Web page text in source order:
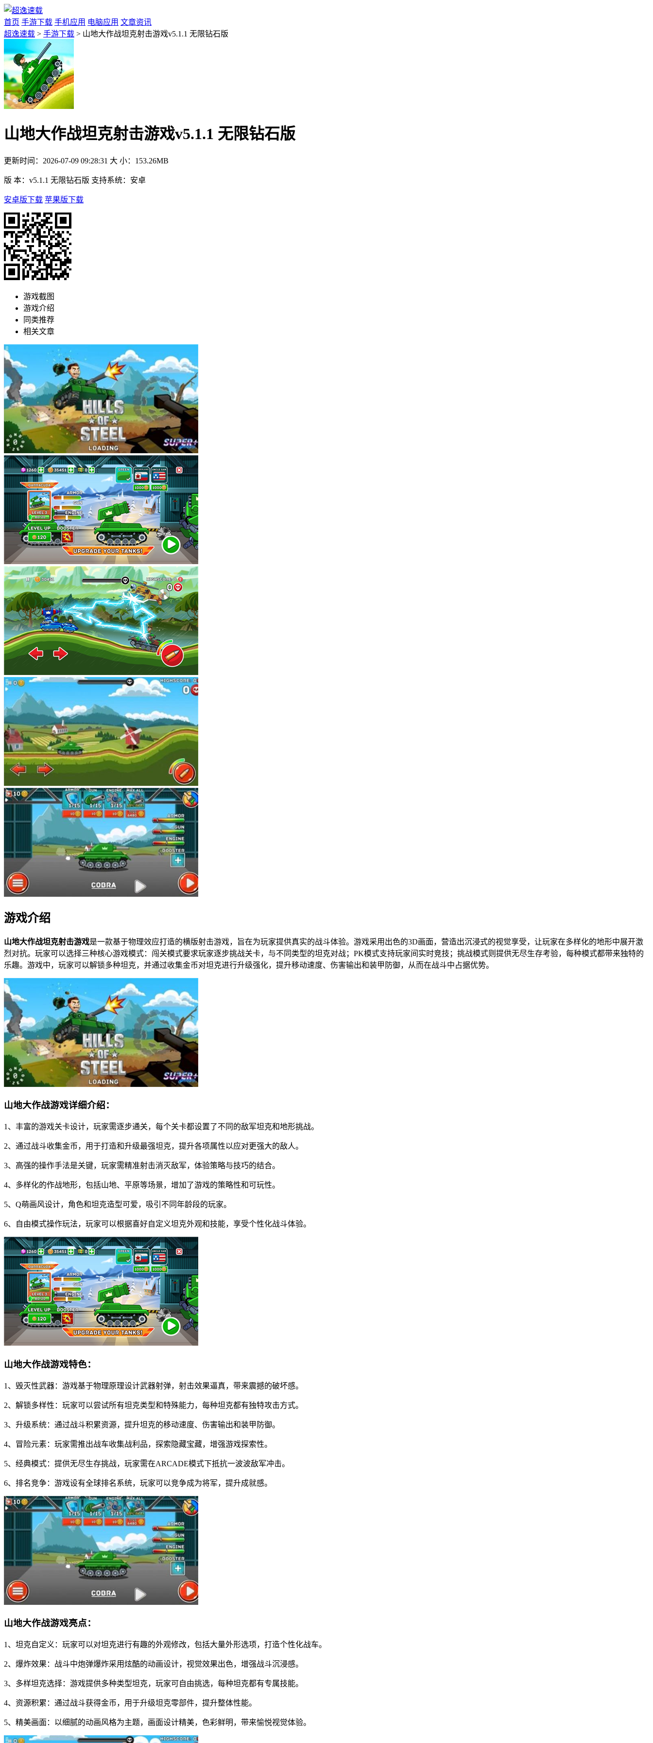
首页 手游下载 手机应用 电脑应用 文章资讯
超逸速载 > 手游下载 > 山地大作战坦克射击游戏v5.1.1 无限钻石版
山地大作战坦克射击游戏v5.1.1 无限钻石版
更新时间： 2026-07-09 09:28:31 大 小： 153.26MB
版 本： v5.1.1 无限钻石版 支持系统： 安卓
安卓版下载 苹果版下载
游戏截图
游戏介绍
同类推荐
相关文章
游戏介绍
山地大作战坦克射击游戏是一款基于物理效应打造的横版射击游戏，旨在为玩家提供真实的战斗体验。游戏采用出色的3D画面，营造出沉浸式的视觉享受，让玩家在多样化的地形中展开激
烈对抗。玩家可以选择三种核心游戏模式：闯关模式要求玩家逐步挑战关卡，与不同类型的坦克对战；PK模式支持玩家间实时竞技；挑战模式则提供无尽生存考验，每种模式都带来独特的
乐趣。游戏中，玩家可以解锁多种坦克，并通过收集金币对坦克进行升级强化，提升移动速度、伤害输出和装甲防御，从而在战斗中占据优势。
山地大作战游戏详细介绍：
1、丰富的游戏关卡设计，玩家需逐步通关，每个关卡都设置了不同的敌军坦克和地形挑战。
2、通过战斗收集金币，用于打造和升级最强坦克，提升各项属性以应对更强大的敌人。
3、高强的操作手法是关键，玩家需精准射击消灭敌军，体验策略与技巧的结合。
4、多样化的作战地形，包括山地、平原等场景，增加了游戏的策略性和可玩性。
5、Q萌画风设计，角色和坦克造型可爱，吸引不同年龄段的玩家。
6、自由模式操作玩法，玩家可以根据喜好自定义坦克外观和技能，享受个性化战斗体验。
山地大作战游戏特色：
1、毁灭性武器：游戏基于物理原理设计武器射弹，射击效果逼真，带来震撼的破坏感。
2、解锁多样性：玩家可以尝试所有坦克类型和特殊能力，每种坦克都有独特攻击方式。
3、升级系统：通过战斗积累资源，提升坦克的移动速度、伤害输出和装甲防御。
4、冒险元素：玩家需推出战车收集战利品，探索隐藏宝藏，增强游戏探索性。
5、经典模式：提供无尽生存挑战，玩家需在ARCADE模式下抵抗一波波敌军冲击。
6、排名竞争：游戏设有全球排名系统，玩家可以竞争成为将军，提升成就感。
山地大作战游戏亮点：
1、坦克自定义：玩家可以对坦克进行有趣的外观修改，包括大量外形选项，打造个性化战车。
2、爆炸效果：战斗中炮弹爆炸采用炫酷的动画设计，视觉效果出色，增强战斗沉浸感。
3、多样坦克选择：游戏提供多种类型坦克，玩家可自由挑选，每种坦克都有专属技能。
4、资源积累：通过战斗获得金币，用于升级坦克零部件，提升整体性能。
5、精美画面：以细腻的动画风格为主题，画面设计精美，色彩鲜明，带来愉悦视觉体验。